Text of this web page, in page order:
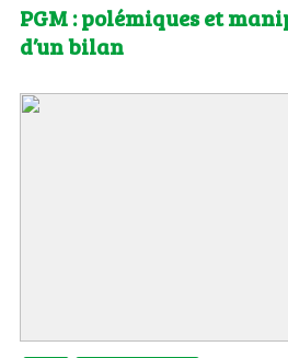
PGM : polémiques et
d’un bilan